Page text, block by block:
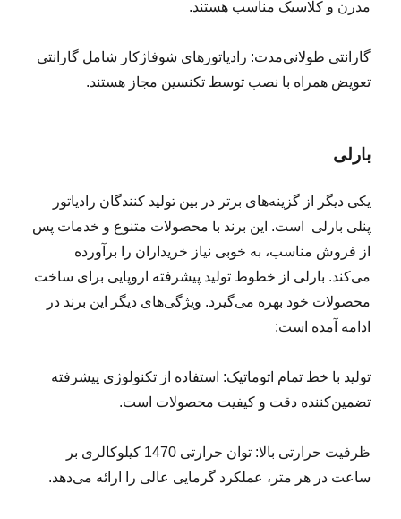
مدرن و کلاسیک مناسب هستند.
گارانتی طولانی‌مدت: رادیاتورهای شوفاژکار شامل گارانتی
تعویض همراه با نصب توسط تکنسین مجاز هستند.
بارلی
یکی دیگر از گزینه‌های برتر در بین تولید کنندگان رادیاتور
پنلی بارلی است. این برند با محصولات متنوع و خدمات پس
از فروش مناسب، به خوبی نیاز خریداران را برآورده
می‌کند. بارلی از خطوط تولید پیشرفته اروپایی برای ساخت
محصولات خود بهره می‌گیرد. ویژگی‌های دیگر این برند در
ادامه آمده است:
تولید با خط تمام اتوماتیک: استفاده از تکنولوژی پیشرفته
تضمین‌کننده دقت و کیفیت محصولات است.
ظرفیت حرارتی بالا: توان حرارتی 1470 کیلوکالری بر
ساعت در هر متر، عملکرد گرمایی عالی را ارائه می‌دهد.